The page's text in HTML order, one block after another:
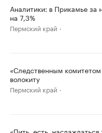
Аналитики: в Прикамье
на 7,3%
Пермский край
«Следственным
волокиту
Пермский край